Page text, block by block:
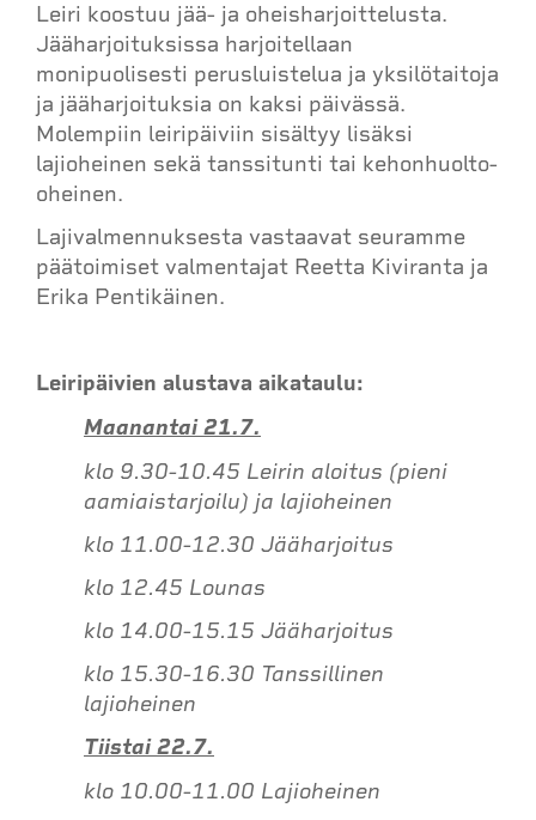
Leiri koostuu jää- ja oheisharjoittelusta.
Jääharjoituksissa harjoitellaan
monipuolisesti perusluistelua ja yksilötaitoja
ja jääharjoituksia on kaksi päivässä.
Molempiin leiripäiviin sisältyy lisäksi
lajioheinen sekä tanssitunti tai kehonhuolto-
oheinen.
Lajivalmennuksesta vastaavat seuramme
päätoimiset valmentajat Reetta Kiviranta ja
Erika Pentikäinen.
Leiripäivien alustava aikataulu:
Maanantai 21.7.
klo 9.30-10.45 Leirin aloitus (pieni
aamiaistarjoilu) ja lajioheinen
klo 11.00-12.30 Jääharjoitus
klo 12.45 Lounas
klo 14.00-15.15 Jääharjoitus
klo 15.30-16.30 Tanssillinen
lajioheinen
Tiistai 22.7.
klo 10.00-11.00 Lajioheinen